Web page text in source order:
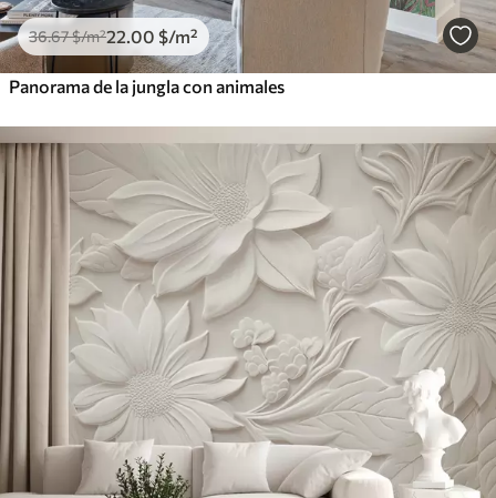
36.67$/m²22 .00 $/m²
Panorama de la jungla con animales